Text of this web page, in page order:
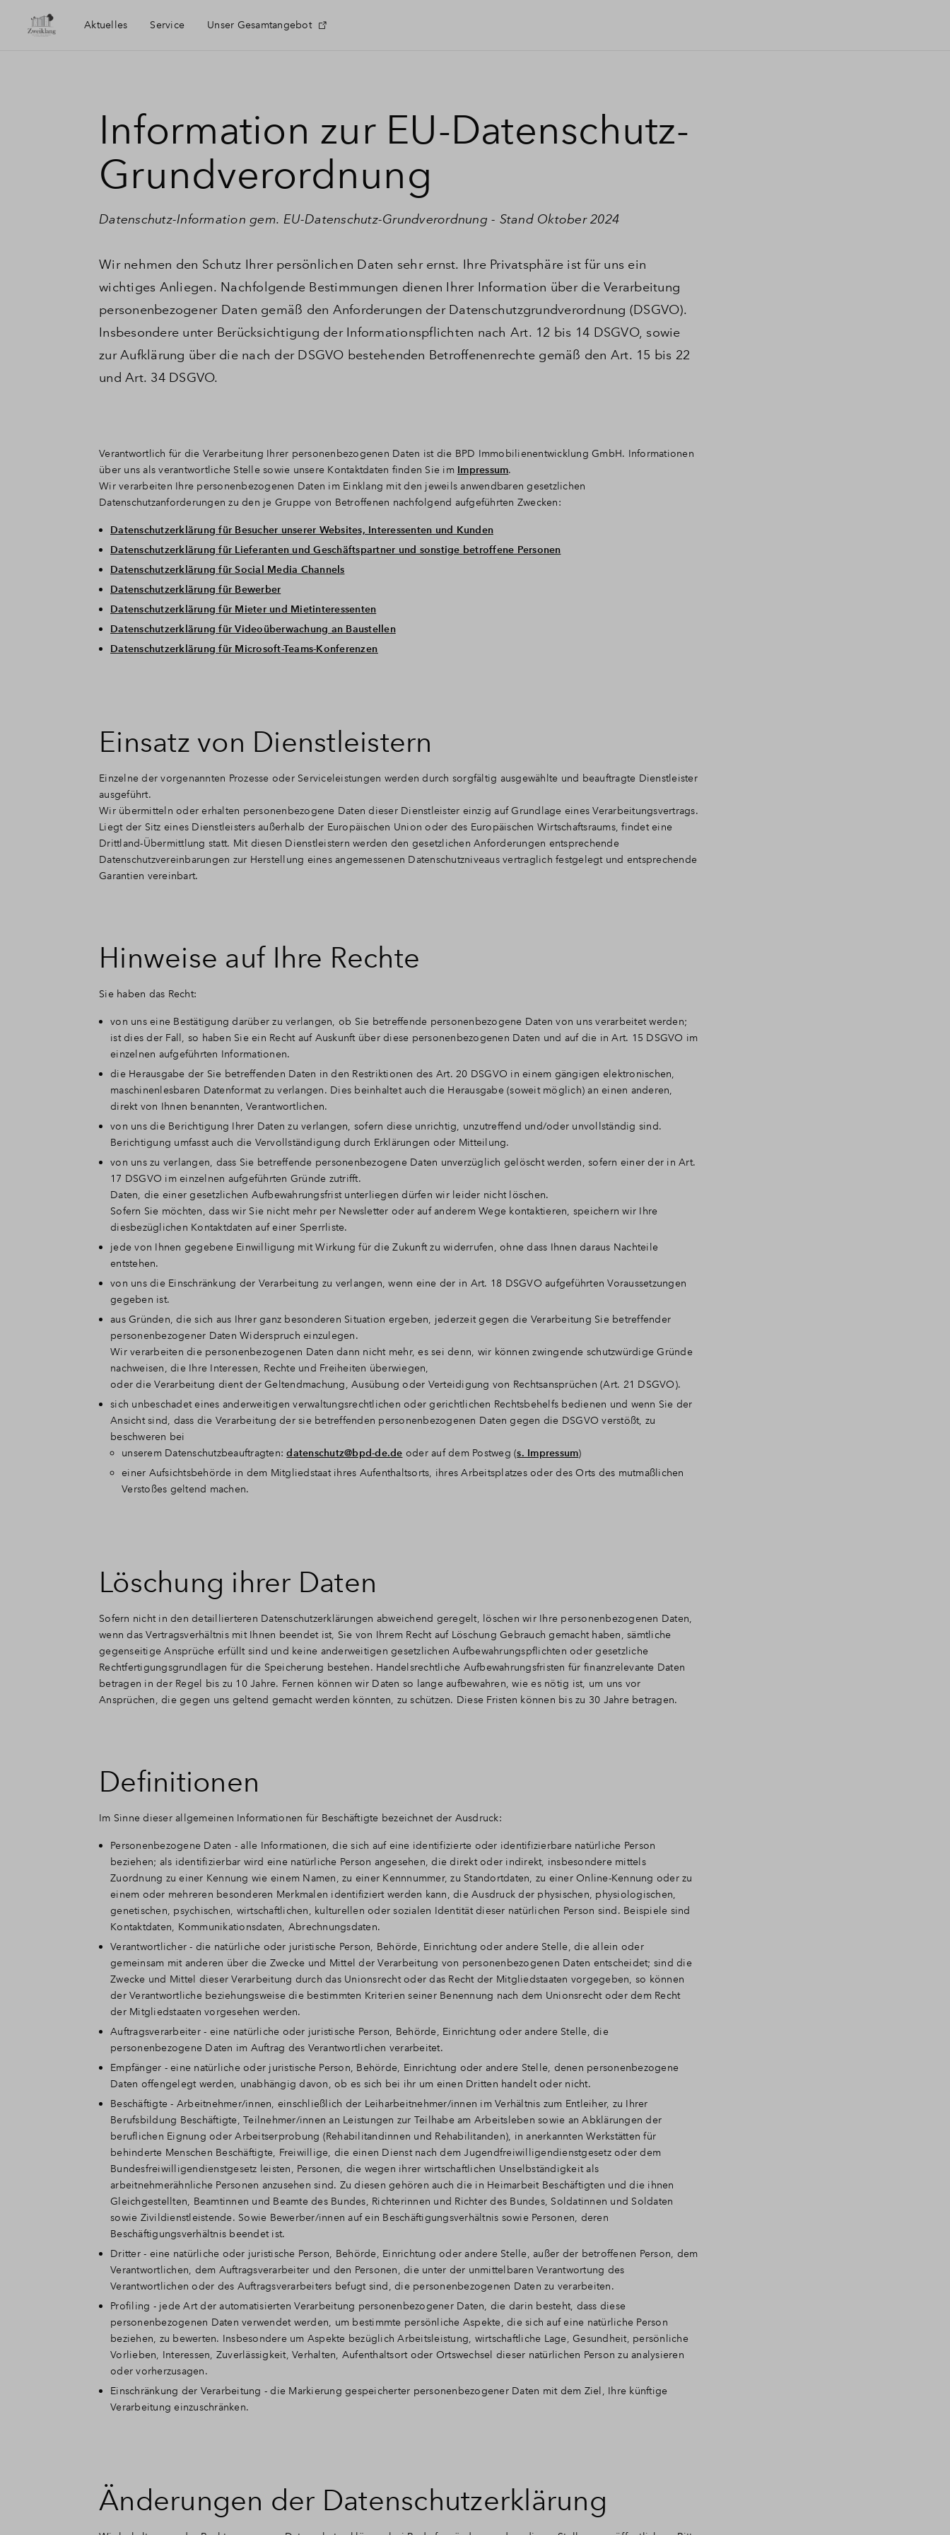
Aktuelles Service Unser Gesamtangebot
Information zur EU-Datenschutz-
Grundverordnung
Datenschutz-Information gem. EU-Datenschutz-Grundverordnung - Stand Oktober 2024
Wir nehmen den Schutz Ihrer persönlichen Daten sehr ernst. Ihre Privatsphäre ist für uns ein
wichtiges Anliegen. Nachfolgende Bestimmungen dienen Ihrer Information über die Verarbeitung
personenbezogener Daten gemäß den Anforderungen der Datenschutzgrundverordnung (DSGVO).
Insbesondere unter Berücksichtigung der Informationspflichten nach Art. 12 bis 14 DSGVO, sowie
zur Aufklärung über die nach der DSGVO bestehenden Betroffenenrechte gemäß den Art. 15 bis 22
und Art. 34 DSGVO.
Verantwortlich für die Verarbeitung Ihrer personenbezogenen Daten ist die BPD Immobilienentwicklung GmbH. Informationen
über uns als verantwortliche Stelle sowie unsere Kontaktdaten finden Sie im Impressum.
Wir verarbeiten Ihre personenbezogenen Daten im Einklang mit den jeweils anwendbaren gesetzlichen
Datenschutzanforderungen zu den je Gruppe von Betroffenen nachfolgend aufgeführten Zwecken:
Datenschutzerklärung für Besucher unserer Websites, Interessenten und Kunden
Datenschutzerklärung für Lieferanten und Geschäftspartner und sonstige betroffene Personen
Datenschutzerklärung für Social Media Channels
Datenschutzerklärung für Bewerber
Datenschutzerklärung für Mieter und Mietinteressenten
Datenschutzerklärung für Videoüberwachung an Baustellen
Datenschutzerklärung für Microsoft-Teams-Konferenzen
Einsatz von Dienstleistern
Einzelne der vorgenannten Prozesse oder Serviceleistungen werden durch sorgfältig ausgewählte und beauftragte Dienstleister
ausgeführt.
Wir übermitteln oder erhalten personenbezogene Daten dieser Dienstleister einzig auf Grundlage eines Verarbeitungsvertrags.
Liegt der Sitz eines Dienstleisters außerhalb der Europäischen Union oder des Europäischen Wirtschaftsraums, findet eine
Drittland-Übermittlung statt. Mit diesen Dienstleistern werden den gesetzlichen Anforderungen entsprechende
Datenschutzvereinbarungen zur Herstellung eines angemessenen Datenschutzniveaus vertraglich festgelegt und entsprechende
Garantien vereinbart.
Hinweise auf Ihre Rechte
Sie haben das Recht:
von uns eine Bestätigung darüber zu verlangen, ob Sie betreffende personenbezogene Daten von uns verarbeitet werden;
ist dies der Fall, so haben Sie ein Recht auf Auskunft über diese personenbezogenen Daten und auf die in Art. 15 DSGVO im
einzelnen aufgeführten Informationen.
die Herausgabe der Sie betreffenden Daten in den Restriktionen des Art. 20 DSGVO in einem gängigen elektronischen,
maschinenlesbaren Datenformat zu verlangen. Dies beinhaltet auch die Herausgabe (soweit möglich) an einen anderen,
direkt von Ihnen benannten, Verantwortlichen.
von uns die Berichtigung Ihrer Daten zu verlangen, sofern diese unrichtig, unzutreffend und/oder unvollständig sind.
Berichtigung umfasst auch die Vervollständigung durch Erklärungen oder Mitteilung.
von uns zu verlangen, dass Sie betreffende personenbezogene Daten unverzüglich gelöscht werden, sofern einer der in Art.
17 DSGVO im einzelnen aufgeführten Gründe zutrifft.
Daten, die einer gesetzlichen Aufbewahrungsfrist unterliegen dürfen wir leider nicht löschen.
Sofern Sie möchten, dass wir Sie nicht mehr per Newsletter oder auf anderem Wege kontaktieren, speichern wir Ihre
diesbezüglichen Kontaktdaten auf einer Sperrliste.
jede von Ihnen gegebene Einwilligung mit Wirkung für die Zukunft zu widerrufen, ohne dass Ihnen daraus Nachteile
entstehen.
von uns die Einschränkung der Verarbeitung zu verlangen, wenn eine der in Art. 18 DSGVO aufgeführten Voraussetzungen
gegeben ist.
aus Gründen, die sich aus Ihrer ganz besonderen Situation ergeben, jederzeit gegen die Verarbeitung Sie betreffender
personenbezogener Daten Widerspruch einzulegen.
Wir verarbeiten die personenbezogenen Daten dann nicht mehr, es sei denn, wir können zwingende schutzwürdige Gründe
nachweisen, die Ihre Interessen, Rechte und Freiheiten überwiegen,
oder die Verarbeitung dient der Geltendmachung, Ausübung oder Verteidigung von Rechtsansprüchen (Art. 21 DSGVO).
sich unbeschadet eines anderweitigen verwaltungsrechtlichen oder gerichtlichen Rechtsbehelfs bedienen und wenn Sie der
Ansicht sind, dass die Verarbeitung der sie betreffenden personenbezogenen Daten gegen die DSGVO verstößt, zu
beschweren bei
unserem Datenschutzbeauftragten:datenschutz@bpd-de.de oder auf dem Postweg (s. Impressum)
einer Aufsichtsbehörde in dem Mitgliedstaat ihres Aufenthaltsorts, ihres Arbeitsplatzes oder des Orts des mutmaßlichen
Verstoßes geltend machen.
Löschung ihrer Daten
Sofern nicht in den detaillierteren Datenschutzerklärungen abweichend geregelt, löschen wir Ihre personenbezogenen Daten,
wenn das Vertragsverhältnis mit Ihnen beendet ist, Sie von Ihrem Recht auf Löschung Gebrauch gemacht haben, sämtliche
gegenseitige Ansprüche erfüllt sind und keine anderweitigen gesetzlichen Aufbewahrungspflichten oder gesetzliche
Rechtfertigungsgrundlagen für die Speicherung bestehen. Handelsrechtliche Aufbewahrungsfristen für finanzrelevante Daten
betragen in der Regel bis zu 10 Jahre. Fernen können wir Daten so lange aufbewahren, wie es nötig ist, um uns vor
Ansprüchen, die gegen uns geltend gemacht werden könnten, zu schützen. Diese Fristen können bis zu 30 Jahre betragen.
Definitionen
Im Sinne dieser allgemeinen Informationen für Beschäftigte bezeichnet der Ausdruck:
Personenbezogene Daten - alle Informationen, die sich auf eine identifizierte oder identifizierbare natürliche Person
beziehen; als identifizierbar wird eine natürliche Person angesehen, die direkt oder indirekt, insbesondere mittels
Zuordnung zu einer Kennung wie einem Namen, zu einer Kennnummer, zu Standortdaten, zu einer Online-Kennung oder zu
einem oder mehreren besonderen Merkmalen identifiziert werden kann, die Ausdruck der physischen, physiologischen,
genetischen, psychischen, wirtschaftlichen, kulturellen oder sozialen Identität dieser natürlichen Person sind. Beispiele sind
Kontaktdaten, Kommunikationsdaten, Abrechnungsdaten.
Verantwortlicher - die natürliche oder juristische Person, Behörde, Einrichtung oder andere Stelle, die allein oder
gemeinsam mit anderen über die Zwecke und Mittel der Verarbeitung von personenbezogenen Daten entscheidet; sind die
Zwecke und Mittel dieser Verarbeitung durch das Unionsrecht oder das Recht der Mitgliedstaaten vorgegeben, so können
der Verantwortliche beziehungsweise die bestimmten Kriterien seiner Benennung nach dem Unionsrecht oder dem Recht
der Mitgliedstaaten vorgesehen werden.
Auftragsverarbeiter - eine natürliche oder juristische Person, Behörde, Einrichtung oder andere Stelle, die
personenbezogene Daten im Auftrag des Verantwortlichen verarbeitet.
Empfänger - eine natürliche oder juristische Person, Behörde, Einrichtung oder andere Stelle, denen personenbezogene
Daten offengelegt werden, unabhängig davon, ob es sich bei ihr um einen Dritten handelt oder nicht.
Beschäftigte - Arbeitnehmer/innen, einschließlich der Leiharbeitnehmer/innen im Verhältnis zum Entleiher, zu Ihrer
Berufsbildung Beschäftigte, Teilnehmer/innen an Leistungen zur Teilhabe am Arbeitsleben sowie an Abklärungen der
beruflichen Eignung oder Arbeitserprobung (Rehabilitandinnen und Rehabilitanden), in anerkannten Werkstätten für
behinderte Menschen Beschäftigte, Freiwillige, die einen Dienst nach dem Jugendfreiwilligendienstgesetz oder dem
Bundesfreiwilligendienstgesetz leisten, Personen, die wegen ihrer wirtschaftlichen Unselbständigkeit als
arbeitnehmerähnliche Personen anzusehen sind. Zu diesen gehören auch die in Heimarbeit Beschäftigten und die ihnen
Gleichgestellten, Beamtinnen und Beamte des Bundes, Richterinnen und Richter des Bundes, Soldatinnen und Soldaten
sowie Zivildienstleistende. Sowie Bewerber/innen auf ein Beschäftigungsverhältnis sowie Personen, deren
Beschäftigungsverhältnis beendet ist.
Dritter - eine natürliche oder juristische Person, Behörde, Einrichtung oder andere Stelle, außer der betroffenen Person, dem
Verantwortlichen, dem Auftragsverarbeiter und den Personen, die unter der unmittelbaren Verantwortung des
Verantwortlichen oder des Auftragsverarbeiters befugt sind, die personenbezogenen Daten zu verarbeiten.
Profiling - jede Art der automatisierten Verarbeitung personenbezogener Daten, die darin besteht, dass diese
personenbezogenen Daten verwendet werden, um bestimmte persönliche Aspekte, die sich auf eine natürliche Person
beziehen, zu bewerten. Insbesondere um Aspekte bezüglich Arbeitsleistung, wirtschaftliche Lage, Gesundheit, persönliche
Vorlieben, Interessen, Zuverlässigkeit, Verhalten, Aufenthaltsort oder Ortswechsel dieser natürlichen Person zu analysieren
oder vorherzusagen.
Einschränkung der Verarbeitung - die Markierung gespeicherter personenbezogener Daten mit dem Ziel, Ihre künftige
Verarbeitung einzuschränken.
Änderungen der Datenschutzerklärung